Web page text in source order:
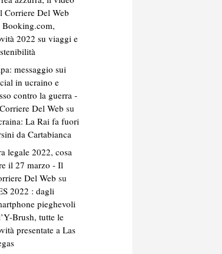
Corriere Del Web
Booking.com,
2022 su viaggi e
messaggio sui
in ucraino e
contro la guerra -
Del Web su
La Rai fa fuori
da Cartabianca
legale 2022, cosa
il 27 marzo - Il
Del Web su
2022 : dagli
pieghevoli
Brush, tutte le
presentate a Las